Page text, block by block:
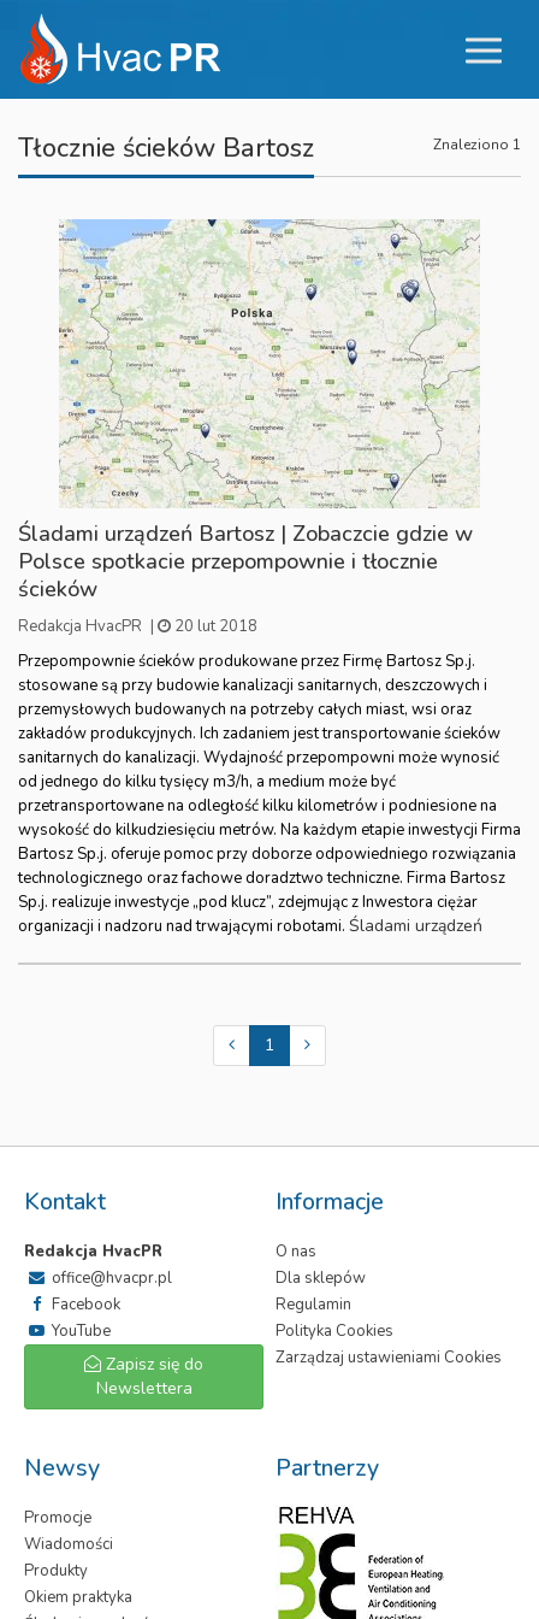
Tłocznie ścieków Bartosz Znaleziono 1
Śladami urządzeń Bartosz | Zobaczcie gdzie w
Polsce spotkacie przepompownie i tłocznie
ścieków
Redakcja HvacPR |
20 lut 2018
Przepompownie ścieków produkowane przez Firmę Bartosz Sp.j.
stosowane są przy budowie kanalizacji sanitarnych, deszczowych i
przemysłowych budowanych na potrzeby całych miast, wsi oraz
zakładów produkcyjnych. Ich zadaniem jest transportowanie ścieków
sanitarnych do kanalizacji. Wydajność przepompowni może wynosić
od jednego do kilku tysięcy m3/h, a medium może być
przetransportowane na odległość kilku kilometrów i podniesione na
wysokość do kilkudziesięciu metrów. Na każdym etapie inwestycji Firma
Bartosz Sp.j. oferuje pomoc przy doborze odpowiedniego rozwiązania
technologicznego oraz fachowe doradztwo techniczne. Firma Bartosz
Sp.j. realizuje inwestycje „pod klucz”, zdejmując z Inwestora ciężar
organizacji i nadzoru nad trwającymi robotami. Śladami urządzeń
1
Kontakt
Redakcja HvacPR
office@hvacpr.pl
Facebook
YouTube
Zapisz się do
Newslettera
Informacje
O nas
Dla sklepów
Regulamin
Polityka Cookies
Zarządzaj ustawieniami Cookies
Newsy
Promocje
Wiadomości
Produkty
Okiem praktyka
Partnerzy